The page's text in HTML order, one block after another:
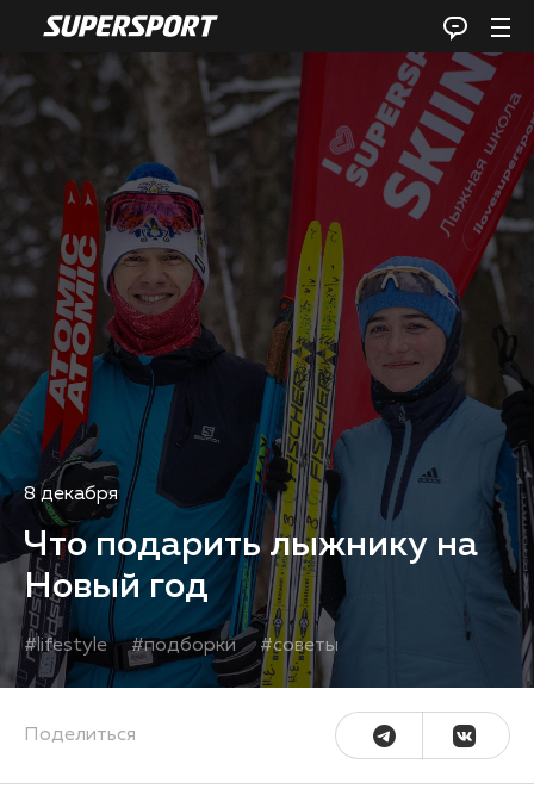
8 декабря
Что подарить лыжнику на
Новый год
#lifestyle #подборки #советы
Поделиться